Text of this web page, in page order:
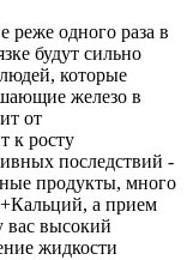
одного раза в
будут сильно
которые
железо в
от
к росту
последствий -
продукты, много
а прием
вас высокий
жидкости